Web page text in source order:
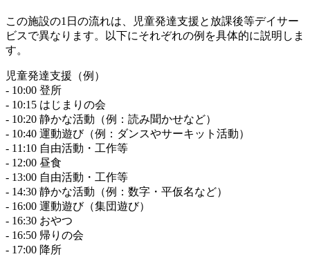
この施設の1日の流れは、児童発達支援と放課後等デイサー
ビスで異なります。以下にそれぞれの例を具体的に説明しま
す。
児童発達支援（例）
- 10:00 登所
- 10:15 はじまりの会
- 10:20 静かな活動（例：読み聞かせなど）
- 10:40 運動遊び（例：ダンスやサーキット活動）
- 11:10 自由活動・工作等
- 12:00 昼食
- 13:00 自由活動・工作等
- 14:30 静かな活動（例：数字・平仮名など）
- 16:00 運動遊び（集団遊び）
- 16:30 おやつ
- 16:50 帰りの会
- 17:00 降所